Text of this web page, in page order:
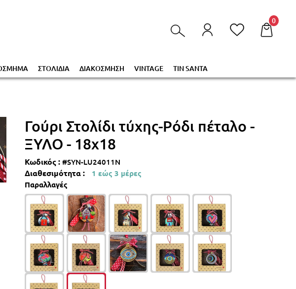
αυτόματα στο καλάθι σας!
0
ΣΤΟΛΙΔΙΑ ΔΙΑΚΟΣΜΗΣΗ VINTAGE TIN SANTA
Γούρι Στολίδι τύχης-Ρόδι πέταλο -
ΞΥΛΟ - 18x18
Κωδικός : #SYN-LU24011N
Διαθεσιμότητα :
1 εώς 3 μέρες
Παραλλαγές